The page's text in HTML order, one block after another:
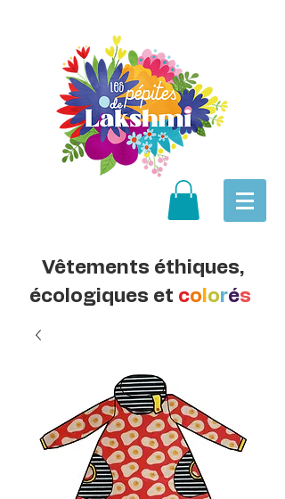
Vêtements éthiques,
écologiques et co orés